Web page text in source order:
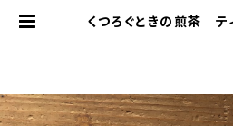
くつろぐときの煎茶 テ
グ オリジナルのお
内産 | 加島